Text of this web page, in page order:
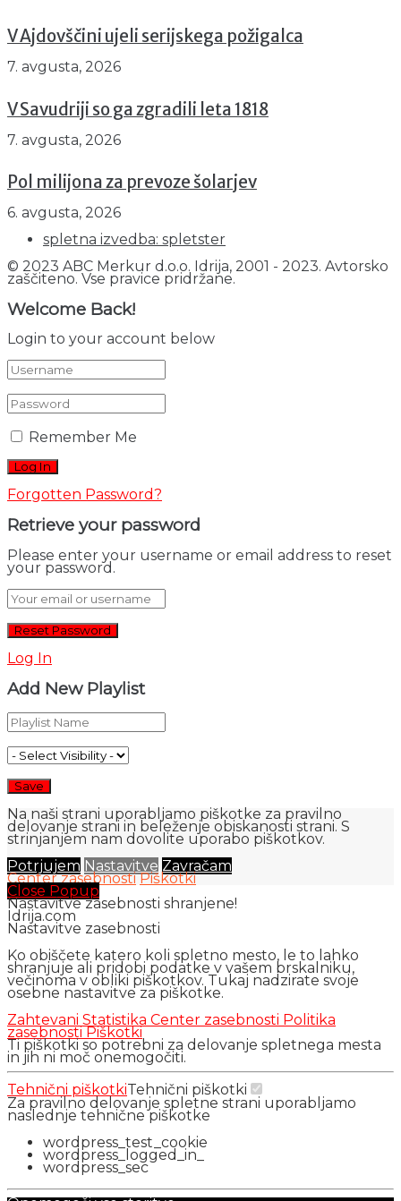
V Ajdovščini ujeli serijskega požigalca
7. avgusta, 2026
V Savudriji so ga zgradili leta 1818
7. avgusta, 2026
Pol milijona za prevoze šolarjev
6. avgusta, 2026
spletna izvedba: spletster
© 2023 ABC Merkur d.o.o. Idrija, 2001 - 2023. Avtorsko
zaščiteno. Vse pravice pridržane.
Welcome Back!
Login to your account below
Remember Me
Forgotten Password?
Retrieve your password
Please enter your username or email address to reset
your password.
Log In
Add New Playlist
Na naši strani uporabljamo piškotke za pravilno
delovanje strani in beleženje obiskanosti strani. S
strinjanjem nam dovolite uporabo piškotkov.
Potrjujem Nastavitve Zavračam
Center zasebnosti Piškotki
Close Popup
Nastavitve zasebnosti shranjene!
Idrija.com
Nastavitve zasebnosti
Ko obiščete katero koli spletno mesto, le to lahko
shranjuje ali pridobi podatke v vašem brskalniku,
večinoma v obliki piškotkov. Tukaj nadzirate svoje
osebne nastavitve za piškotke.
Zahtevani Statistika Center zasebnosti Politika
zasebnosti Piškotki
Ti piškotki so potrebni za delovanje spletnega mesta
in jih ni moč onemogočiti.
Tehnični piškotkiTehnični piškotki
Za pravilno delovanje spletne strani uporabljamo
naslednje tehnične piškotke
wordpress_test_cookie
wordpress_logged_in_
wordpress_sec